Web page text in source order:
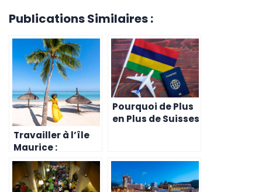
Publications Similaires :
Travailler à l’île
Maurice :
Pourquoi les
Suisses
choisissent cette
Pourquoi de Plus
en Plus de Suisses